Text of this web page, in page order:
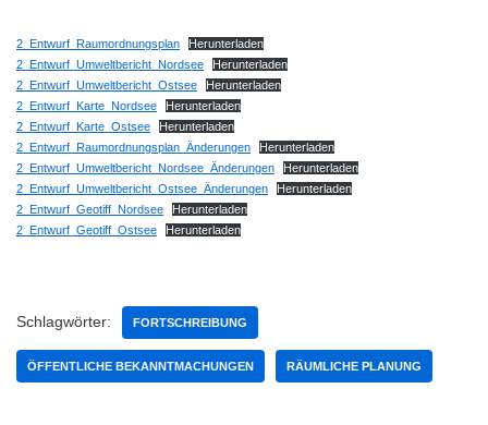
2_Entwurf_Raumordnungsplan
Herunterladen
2_Entwurf_Umweltbericht_Nordsee
Herunterladen
2_Entwurf_Umweltbericht_Ostsee
Herunterladen
2_Entwurf_Karte_Nordsee
Herunterladen
2_Entwurf_Karte_Ostsee
Herunterladen
2_Entwurf_Raumordnungsplan_Änderungen
Herunterladen
2_Entwurf_Umweltbericht_Nordsee_Änderungen
Herunterladen
2_Entwurf_Umweltbericht_Ostsee_Änderungen
Herunterladen
2_Entwurf_Geotiff_Nordsee
Herunterladen
2_Entwurf_Geotiff_Ostsee
Herunterladen
Schlagwörter: FORTSCHREIBUNG
ÖFFENTLICHE BEKANNTMACHUNGEN RÄUMLICHE PLANUNG